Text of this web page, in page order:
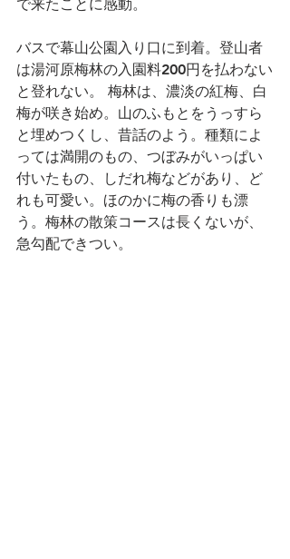
で来たことに感動。
バスで幕山公園入り口に到着。登山者
は湯河原梅林の入園料200円を払わない
と登れない。 梅林は、濃淡の紅梅、白
梅が咲き始め。山のふもとをうっすら
と埋めつくし、昔話のよう。種類によ
っては満開のもの、つぼみがいっぱい
付いたもの、しだれ梅などがあり、ど
れも可愛い。ほのかに梅の香りも漂
う。梅林の散策コースは長くないが、
急勾配できつい。